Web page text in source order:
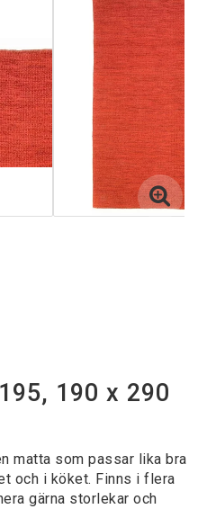
190 x 290
matta som passar lika bra
och i köket. Finns i flera
gärna storlekar och